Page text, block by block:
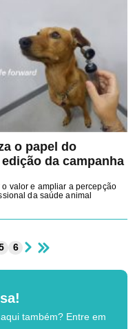
o papel do
da campanha
valor e ampliar a percepção
da saúde animal
6
também? Entre em